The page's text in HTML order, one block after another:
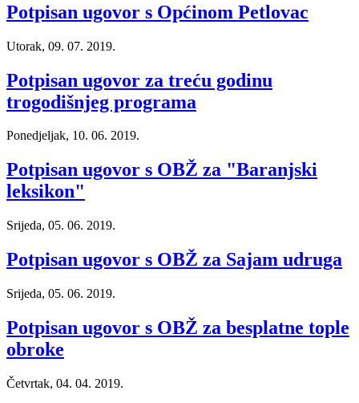
Potpisan ugovor s Općinom Petlovac
Utorak, 09. 07. 2019.
Potpisan ugovor za treću godinu
trogodišnjeg programa
Ponedjeljak, 10. 06. 2019.
Potpisan ugovor s OBŽ za "Baranjski
leksikon"
Srijeda, 05. 06. 2019.
Potpisan ugovor s OBŽ za Sajam udruga
Srijeda, 05. 06. 2019.
Potpisan ugovor s OBŽ za besplatne tople
obroke
Četvrtak, 04. 04. 2019.